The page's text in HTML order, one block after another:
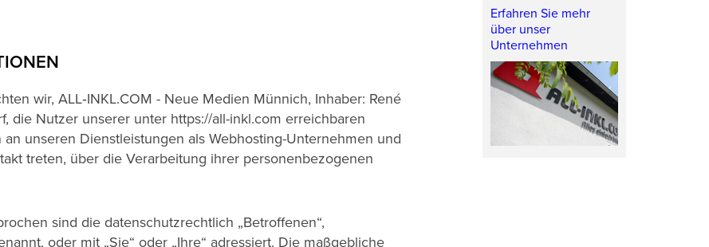
wir, ALL‑INKL.COM - Neue Medien Münnich, Inhaber: René
die Nutzer unserer unter https://all-inkl.com erreichbaren
unseren Dienstleistungen als Webhosting-Unternehmen und
treten, über die Verarbeitung ihrer personenbezogenen
sind die datenschutzrechtlich „Betroffenen“,
oder mit „Sie“ oder „Ihre“ adressiert. Die maßgebliche
Erfahren Sie mehr
über unser
Unternehmen